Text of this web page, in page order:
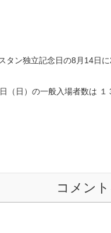
タン独立記念日の8月14日
（日）の一般入場者数は
コメン